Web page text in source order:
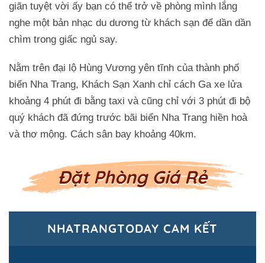
giãn tuyệt vời ấy bạn có thể trở về phòng mình lắng
nghe một bản nhạc du dương từ khách sạn để dần dần
chìm trong giấc ngủ say.
Nằm trên đại lộ Hùng Vương yên tĩnh của thành phố
biển Nha Trang, Khách Sạn Xanh chỉ cách Ga xe lửa
khoảng 4 phút đi bằng taxi và cũng chỉ với 3 phút đi bộ
quý khách đã đứng trước bãi biển Nha Trang hiền hoà
và thơ mộng. Cách sân bay khoảng 40km.
Đặt Phòng Giá Rẻ
NHATRANGTODAY CAM KẾT